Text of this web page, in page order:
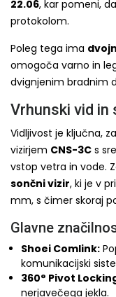
22.06, kar pomeni,
protokolom.
Poleg tega ima
omogoča varno in
dvignjenim bradnim
Vrhunski vid in
Vidljivost je ključna,
vizirjem CNS-3C s
vstop vetra in vode.
sončni vizir, ki je v
mm, s čimer skoraj
Glavne
Shoei Comlink:
komunikacijski
360° Pivot
nerjavečega jekla.